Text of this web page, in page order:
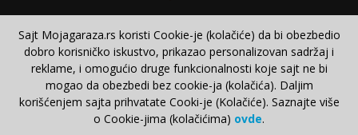
Copyright © 2000–2026.
Sajt Mojagaraza.rs koristi Cookie-je (kolačiće) da bi obezbedio
dobro korisničko iskustvo, prikazao personalizovan sadržaj i
reklame, i omogućio druge funkcionalnosti koje sajt ne bi
mogao da obezbedi bez cookie-ja (kolačića). Daljim
korišćenjem sajta prihvatate Cooki-je (Kolačiće). Saznajte više
o Cookie-jima (kolačićima) ovde.